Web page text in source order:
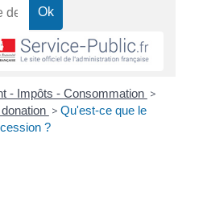
- Impôts - Consommation >
> Qu'est-ce que le
?